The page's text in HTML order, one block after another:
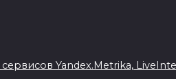
Yandex.Metrika,